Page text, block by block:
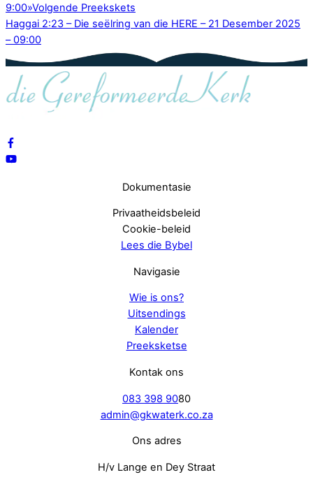
9:00»Volgende Preekskets
Haggai 2:23 – Die seëlring van die HERE – 21 Desember 2025
– 09:00
Dokumentasie
Privaatheidsbeleid
Cookie-beleid
Lees die Bybel
Navigasie
Wie is ons?
Uitsendings
Kalender
Preeksketse
Kontak ons
083 398 9080
admin@gkwaterk.co.za
Ons adres
H/v Lange en Dey Straat